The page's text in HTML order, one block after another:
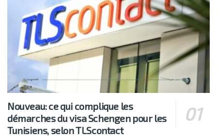
Nouveau: ce qui complique les
démarches du visa Schengen pour les
Tunisiens, selon TLScontact